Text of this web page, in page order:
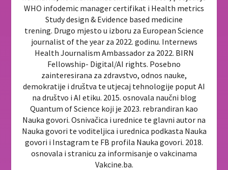
WHO infodemic manager certifikat i Health metrics
Study design & Evidence based medicine
trening. Drugo mjesto u izboru za European Science
journalist of the year za 2022. godinu. Internews
Health Journalism Ambassador za 2022. BIRN
Fellowship- Digital/AI rights. Posebno
zainteresirana za zdravstvo, odnos nauke,
demokratije i društva te utjecaj tehnologije poput AI
na društvo i AI etiku. 2015. osnovala naučni blog
Quantum of Science koji je 2023. rebrandiran kao
Nauka govori. Osnivačica i urednice te glavni autor na
Nauka govori te voditeljica i urednica podkasta Nauka
govori i Instagram te FB profila Nauka govori. 2018.
osnovala i stranicu za informisanje o vakcinama
Vakcine.ba.